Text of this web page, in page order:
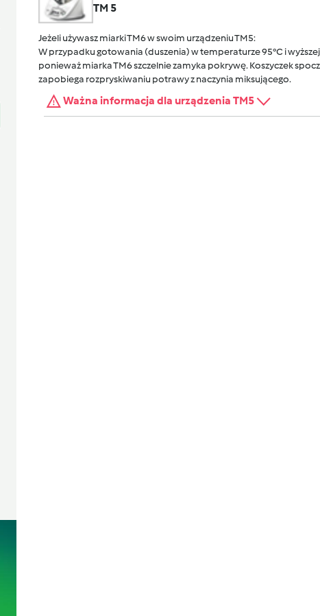
TM 5
Jeżeli używasz miarki TM6 w swoim urządzeniu TM5:
W przypadku gotowania (duszenia) w temperaturze 95°C i
ponieważ miarka TM6 szczelnie zamyka pokrywę. Koszyczek
zapobiega rozpryskiwaniu potrawy z naczynia miksującego.
Ważna informacja dla urządzenia TM5